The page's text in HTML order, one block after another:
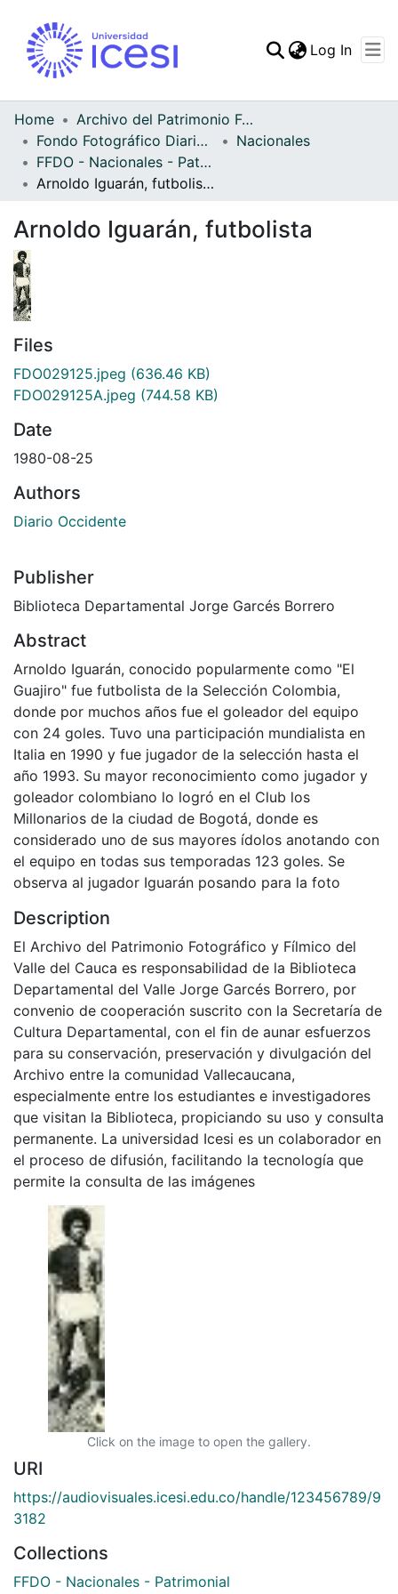
Statistics
Log In
Home
Archivo del Patrimonio Fotográfico y Fílmico del Valle del Cauca
Fondo Fotográfico Diario Occidente
Nacionales
FFDO - Nacionales - Patrimonial
Arnoldo Iguarán, futbolista
Arnoldo Iguarán, futbolista
Files
FDO029125.jpeg (636.46 KB)
FDO029125A.jpeg (744.58 KB)
Date
1980-08-25
Authors
Diario Occidente
Publisher
Biblioteca Departamental Jorge Garcés Borrero
Abstract
Arnoldo Iguarán, conocido popularmente como "El
Guajiro" fue futbolista de la Selección Colombia,
donde por muchos años fue el goleador del equipo
con 24 goles. Tuvo una participación mundialista en
Italia en 1990 y fue jugador de la selección hasta el
año 1993. Su mayor reconocimiento como jugador y
goleador colombiano lo logró en el Club los
Millonarios de la ciudad de Bogotá, donde es
considerado uno de sus mayores ídolos anotando con
el equipo en todas sus temporadas 123 goles. Se
observa al jugador Iguarán posando para la foto
Description
El Archivo del Patrimonio Fotográfico y Fílmico del
Valle del Cauca es responsabilidad de la Biblioteca
Departamental del Valle Jorge Garcés Borrero, por
convenio de cooperación suscrito con la Secretaría de
Cultura Departamental, con el fin de aunar esfuerzos
para su conservación, preservación y divulgación del
Archivo entre la comunidad Vallecaucana,
especialmente entre los estudiantes e investigadores
que visitan la Biblioteca, propiciando su uso y consulta
permanente. La universidad Icesi es un colaborador en
el proceso de difusión, facilitando la tecnología que
permite la consulta de las imágenes
Click on the image to open the gallery.
URI
https://audiovisuales.icesi.edu.co/handle/123456789/9
3182
Collections
FFDO - Nacionales - Patrimonial